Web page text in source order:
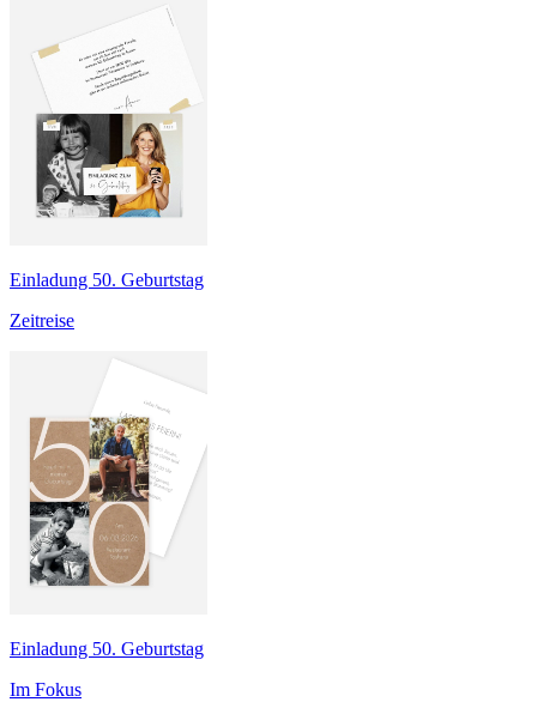
Einladung 50. Geburtstag
Zeitreise
Einladung 50. Geburtstag
Im Fokus